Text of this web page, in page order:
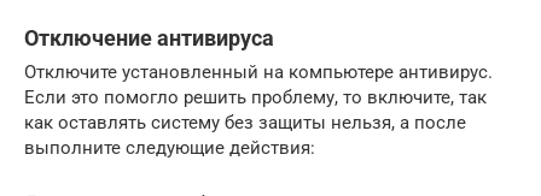
Отключение антивируса
Отключите установленный на компьютере антивирус.
Если это помогло решить проблему, то включите, так
как оставлять систему без защиты нельзя, а после
выполните следующие действия: